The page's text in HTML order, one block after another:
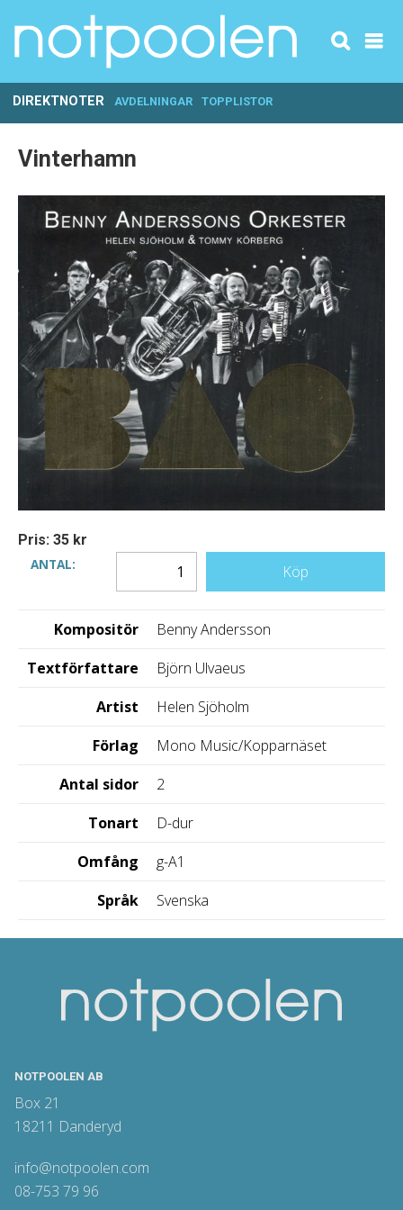
DIREKTNOTER AVDELNINGAR TOPPLISTOR
Vinterhamn
Pris: 35 kr
ANTAL:
Köp
Kompositör
Benny Andersson
Textförfattare
Björn Ulvaeus
Artist
Helen Sjöholm
Förlag
Mono Music/Kopparnäset
Antal sidor
2
Tonart
D-dur
Omfång
g-A1
Språk
Svenska
NOTPOOLEN AB
Box 21
18211 Danderyd
info@notpoolen.com
08-753 79 96